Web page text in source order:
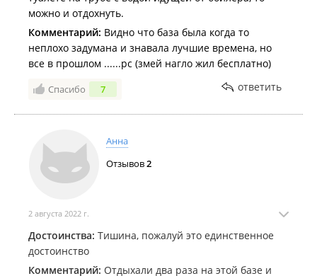
морской с камушками, после дождей камни наверху
все. Но малышня там куличики и не лепила, не для
этого их родители везли за 200 км! Все с
родителями были на батуте да в бассейне
вечерами. В общем, база нормальная. нам
понравилось, несмотря на то, что пару раз у нас
случае - еще приедем.
можно и отдохнуть.
Комментарий: Видно что база была когда то
неплохо задумана и знавала лучшие времена, но
все в прошлом ......рс (змей нагло жил бесплатно)
Спасибо 7 ответить
Анна
Отзывов2
2 августа 2022 г.
Достоинства: Тишина, пожалуй это единственное
достоинство
Комментарий: Отдыхали два раза на этой базе и